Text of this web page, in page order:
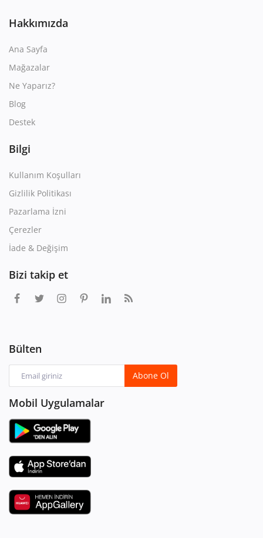
Hakkımızda
Ana Sayfa
Mağazalar
Ne Yaparız?
Blog
Destek
Bilgi
Kullanım Koşulları
Gizlilik Politikası
Pazarlama İzni
Çerezler
İade & Değişim
Bizi takip et
Bülten
Abone Ol
Mobil Uygulamalar